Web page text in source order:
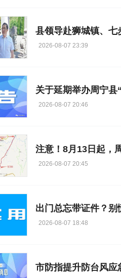
县领导赴狮城镇、七
2026-08-07 23:39
2026-08-07 20:46
注意！8月13日起，
2026-08-07 20:45
出门总忘带证件？别
2026-08-07 18:48